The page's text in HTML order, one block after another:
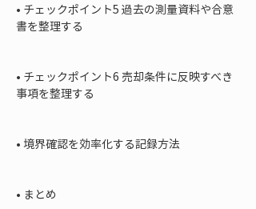
• チェックポイント5 過去の測量資料や合意
書を整理する
• チェックポイント6 売却条件に反映すべき
事項を整理する
• 境界確認を効率化する記録方法
• まとめ